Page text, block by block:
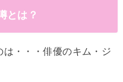
とは？
・・・俳優のキム・ジ